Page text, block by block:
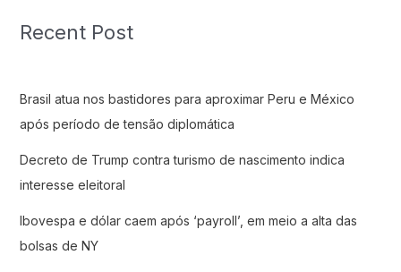
Recent Post
Brasil atua nos bastidores para aproximar Peru e México
após período de tensão diplomática
Decreto de Trump contra turismo de nascimento indica
interesse eleitoral
Ibovespa e dólar caem após ‘payroll’, em meio a alta das
bolsas de NY